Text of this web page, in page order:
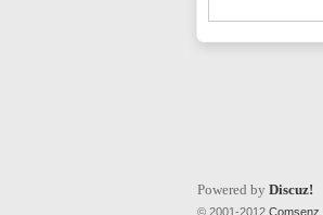
Powered by Discuz!
© 2001-2012 Comsenz